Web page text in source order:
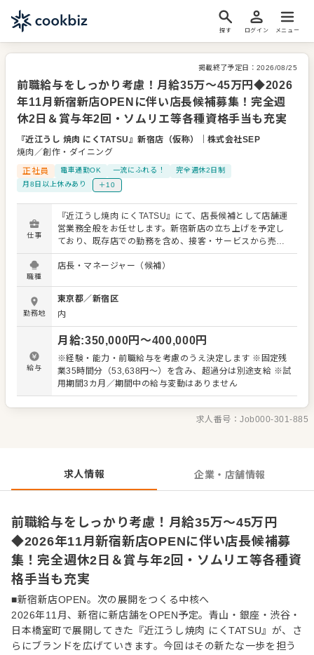
探す ログイン メニュー
掲載終了予定日： 2026/08/25
前職給与をしっかり考慮！月給35万〜45万円◆2026
年11月新宿新店OPENに伴い店長候補募集！完全週
休2日＆賞与年2回・ソムリエ等各種資格手当も充実
『近江うし 焼肉 にくTATSU』新宿店（仮称） ｜株式会社SEP
焼肉／創作・ダイニング
正社員
電車通勤OK 一流にふれる！
完全週休2日制
月8日以上休みあり
＋10
仕事
『近江うし焼肉 にくTATSU』にて、店長候補として店舗運
営業務全般をお任せします。新宿新店の立ち上げを予定し
ており、既存店での勤務を含め、接客・サービスから売上
管理、スタッフ育成、店舗づくりまで幅広く携わっていた
だきます。 【具体的な仕事内容】 ・お客様のご案内、オー
管理 ・売上管理、原価管理、人件費管理 ・予約管理、顧客
対応、店舗改善 ・スタッフの教育、シフト管理、採用サポ
ート ・販促企画やキャンペーンの提案 ・備品、食材、ドリ
ンク類の在庫管理 ・店長候補としての現場づくり、店舗運
営サポート 当店は、A5ランクの近江うしを扱う焼肉ブラン
ド。完全個室を中心とした落ち着いた空間で、記念日や接
待など大切な食事の場にも選ばれています。サービスの質
はもちろん、予約時の対応、空間づくり、スタッフの動き
活かして店長を目指したい方はもちろん、今後の店舗展開
に向けてマネジメント力を磨きたい方にもぴったりです。
を広げていけます。
職種
店長・マネージャー（候補）
勤務地
東京都／新宿区
内
給与
月給:350,000円〜400,000円
※経験・能力・前職給与を考慮のうえ決定します ※固定残
業35時間分（53,638円～）を含み、超過分は別途支給 ※試
用期間3カ月／期間中の給与変動はありません
求人番号：Job000-301-885
求人情報 企業・店舗情報
前職給与をしっかり考慮！月給35万〜45万円
◆2026年11月新宿新店OPENに伴い店長候補募
集！完全週休2日＆賞与年2回・ソムリエ等各種資
格手当も充実
■新宿新店OPEN。次の展開をつくる中核へ
2026年11月、新宿に新店舗をOPEN予定。青山・銀座・渋谷・
日本橋室町で展開してきた『近江うし焼肉 にくTATSU』が、さ
らにブランドを広げていきます。今回はその新たな一歩を担う